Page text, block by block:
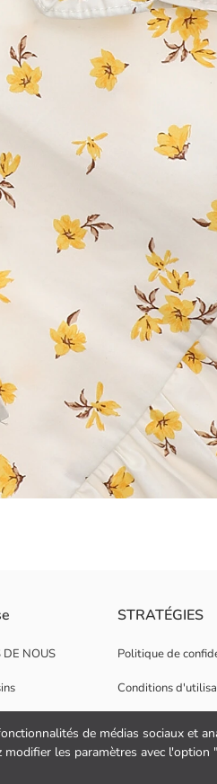
de médias sociaux et
les paramètres avec l'option
DE NOUS
entreprises
STRATÉGIES
Politique de
Conditions